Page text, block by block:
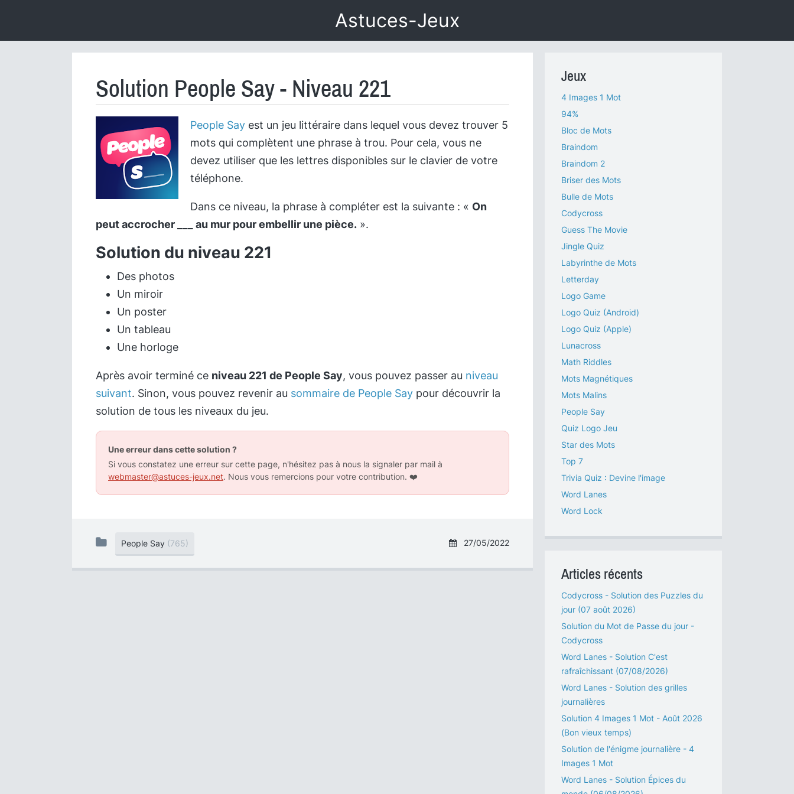
Astuces-Jeux
Solution People Say - Niveau 221
People Say est un jeu littéraire dans lequel vous devez trouver 5
mots qui complètent une phrase à trou. Pour cela, vous ne
devez utiliser que les lettres disponibles sur le clavier de votre
téléphone.
Dans ce niveau, la phrase à compléter est la suivante : « On
peut accrocher ___ au mur pour embellir une pièce. ».
Solution du niveau 221
Des photos
Un miroir
Un poster
Un tableau
Une horloge
Après avoir terminé ce niveau 221 de People Say, vous pouvez passer au niveau
suivant. Sinon, vous pouvez revenir au sommaire de People Say pour découvrir la
solution de tous les niveaux du jeu.
Une erreur dans cette solution ?
Si vous constatez une erreur sur cette page, n'hésitez pas à nous la signaler par mail à
webmaster@astuces-jeux.net. Nous vous remercions pour votre contribution. ❤️
27/05/2022
People Say (765)
Jeux
4 Images 1 Mot
94%
Bloc de Mots
Braindom
Braindom 2
Briser des Mots
Bulle de Mots
Codycross
Guess The Movie
Jingle Quiz
Labyrinthe de Mots
Letterday
Logo Game
Logo Quiz (Android)
Logo Quiz (Apple)
Lunacross
Math Riddles
Mots Magnétiques
Mots Malins
People Say
Quiz Logo Jeu
Star des Mots
Top 7
Trivia Quiz : Devine l'image
Word Lanes
Word Lock
Articles récents
Codycross - Solution des Puzzles du
jour (07 août 2026)
Solution du Mot de Passe du jour -
Codycross
Word Lanes - Solution C'est
rafraîchissant (07/08/2026)
Word Lanes - Solution des grilles
journalières
Solution 4 Images 1 Mot - Août 2026
(Bon vieux temps)
Solution de l'énigme journalière - 4
Images 1 Mot
Word Lanes - Solution Épices du